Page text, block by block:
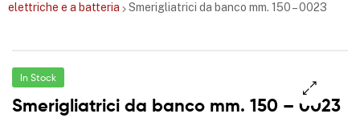
elettriche e a batteria
Smerigliatrici da banco mm. 150 – 0023
In Stock
Smerigliatrici da banco mm. 150 – 0023